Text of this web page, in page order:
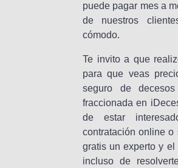
puede pagar mes a
de nuestros
cómodo.
Te invito a que
para que veas
seguro de
fraccionada en
de estar
contratación online
gratis un experto y el
incluso de